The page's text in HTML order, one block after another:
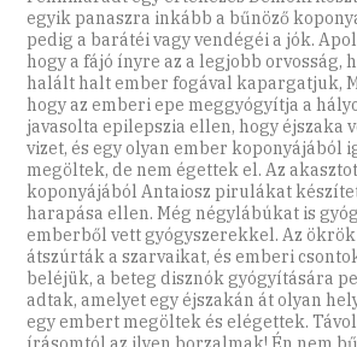
egyik panaszra inkább a bűnöző
pedig a barátéi vagy vendégéi a jók.
hogy a fájó ínyre az a legjobb orvosság,
halált halt ember fogával kapargatjuk,
hogy az emberi epe meggyógyítja a
javasolta epilepszia ellen, hogy éjszaka
vizet, és egy olyan ember koponyájából
megöltek, de nem égettek el. Az
koponyájából Antaiosz pirulákat
harapása ellen. Még négylábúkat is
emberből vett gyógyszerekkel. Az
átszúrták a szarvaikat, és emberi
beléjük, a beteg disznók gyógyítására
adtak, amelyet egy éjszakán át olyan
egy embert megöltek és elégettek.